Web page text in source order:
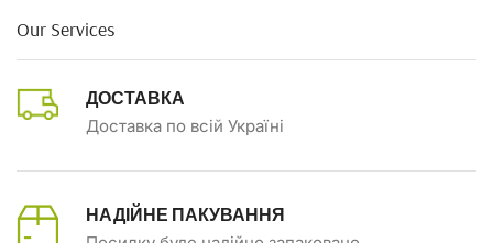
Our Services
ДОСТАВКА
Доставка по всій Україні
НАДІЙНЕ ПАКУВАННЯ